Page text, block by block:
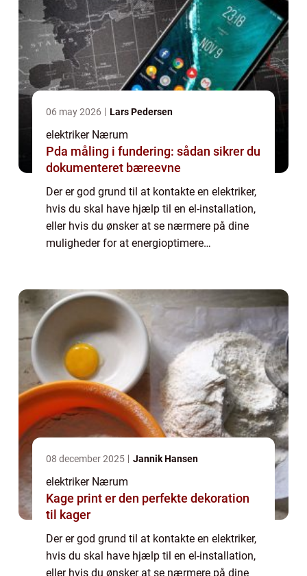
06 may 2026 Lars Pedersen
elektriker Nærum
Pda måling i fundering: sådan sikrer du
dokumenteret bæreevne
Der er god grund til at kontakte en elektriker,
hvis du skal have hjælp til en el-installation,
eller hvis du ønsker at se nærmere på dine
muligheder for at energioptimere
08 december 2025 Jannik Hansen
elektriker Nærum
Kage print er den perfekte dekoration
til kager
Der er god grund til at kontakte en elektriker,
hvis du skal have hjælp til en el-installation,
eller hvis du ønsker at se nærmere på dine